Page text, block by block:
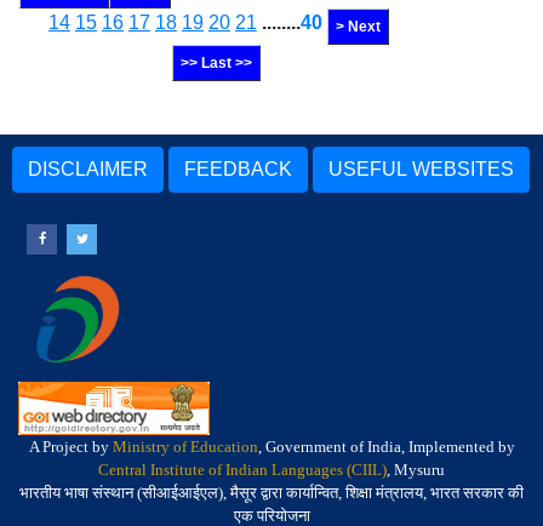
14 15 16 17 18 19 20 21 ........40 > Next
>> Last >>
DISCLAIMER FEEDBACK USEFUL WEBSITES
A Project by Ministry of Education, Government of India, Implemented by
Central Institute of Indian Languages (CIIL), Mysuru
भारतीय भाषा संस्थान (सीआईआईएल), मैसूर द्वारा कार्यान्वित, शिक्षा मंत्रालय, भारत सरकार की
एक परियोजना